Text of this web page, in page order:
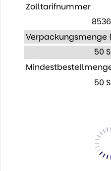
Zolltarifnummer
Verpackungsmenge
50
50